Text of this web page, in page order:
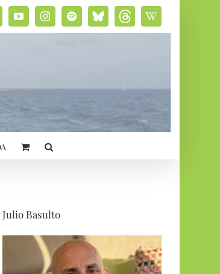
YouTubeInstagramSpotifyBluesky
social
ThreadsWikipedia
Julio Basulto